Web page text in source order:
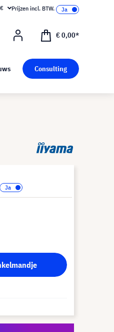
Prijzen incl. BTW.
€ 0,00*
Consulting